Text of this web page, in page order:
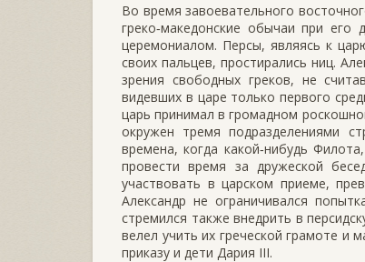
Во время завоевательного
греко‑македонские обычаи при
церемониалом. Персы, являясь к
своих пальцев, простирались ниц.
зрения свободных греков, не
видевших в царе только первого
царь принимал в громадном
окружен тремя подразделениями
времена, когда какой‑нибудь
провести время за дружеской
участвовать в царском приеме,
Александр не ограничивался
стремился также внедрить в
велел учить их греческой грамоте и
приказу и дети Дария III.